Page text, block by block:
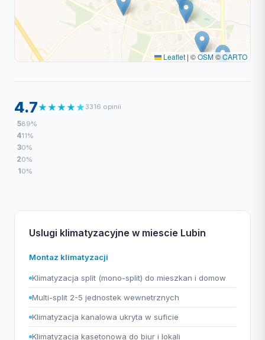
Leaflet | ©OSM©CARTO
4.7★★★★★ 3316 opinii
589%
411%
30%
20%
10%
Uslugi klimatyzacyjne w miescie Lubin
Montaz klimatyzacji
Klimatyzacja split (mono-split) do mieszkan i domow
Multi-split 2-5 jednostek wewnetrznych
Klimatyzacja kanalowa ukryta w suficie
Klimatyzacja kasetonowa do biur i lokali